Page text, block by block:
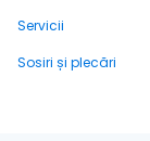
Servicii
Sosiri și plecări